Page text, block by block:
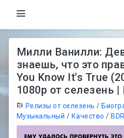
Милли Ванилли:
знаешь, что это
You Know It's True
1080p от селезень |
Релизы от селезень /
Музыкальный / Качество /